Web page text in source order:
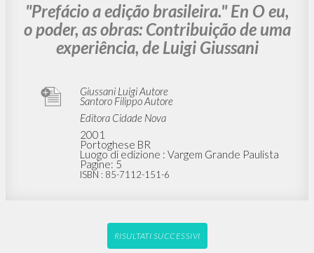
"Prefácio a edição brasileira." En O eu,
o poder, as obras: Contribuição de uma
experiência, de Luigi Giussani
Giussani Luigi Autore
Santoro Filippo Autore
Editora Cidade Nova
2001
Portoghese BR
Luogo di edizione : Vargem Grande Paulista
Pagine: 5
ISBN : 85-7112-151-6
RISULTATI SUCCESSIVI